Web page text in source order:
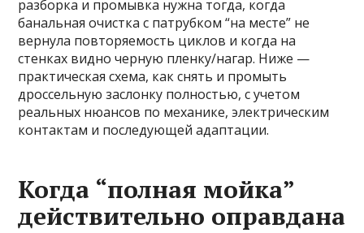
разборка и промывка нужна тогда, когда
банальная очистка с патрубком “на месте” не
вернула повторяемость циклов и когда на
стенках видно черную пленку/нагар. Ниже —
практическая схема, как снять и промыть
дроссельную заслонку полностью, с учетом
реальных нюансов по механике, электрическим
контактам и последующей адаптации.
Когда “полная мойка”
действительно оправдана